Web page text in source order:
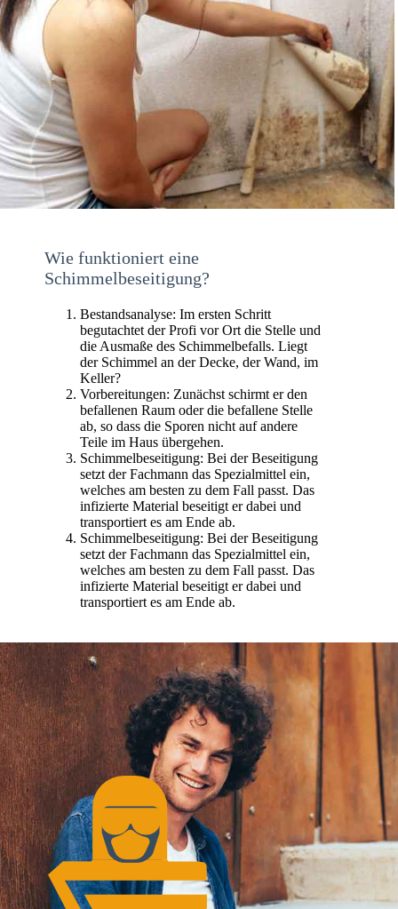
Wie funktioniert eine
Schimmelbeseitigung?
Bestandsanalyse: Im ersten Schritt
begutachtet der Profi vor Ort die Stelle und
die Ausmaße des Schimmelbefalls. Liegt
der Schimmel an der Decke, der Wand, im
Keller?
Vorbereitungen: Zunächst schirmt er den
befallenen Raum oder die befallene Stelle
ab, so dass die Sporen nicht auf andere
Teile im Haus übergehen.
Schimmelbeseitigung: Bei der Beseitigung
setzt der Fachmann das Spezialmittel ein,
welches am besten zu dem Fall passt. Das
infizierte Material beseitigt er dabei und
transportiert es am Ende ab.
Schimmelbeseitigung: Bei der Beseitigung
setzt der Fachmann das Spezialmittel ein,
welches am besten zu dem Fall passt. Das
infizierte Material beseitigt er dabei und
transportiert es am Ende ab.